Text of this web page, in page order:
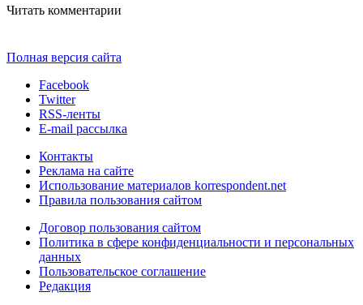
Читать комментарии
Полная версия сайта
Facebook
Twitter
RSS-ленты
E-mail рассылка
Контакты
Реклама на сайте
Использование материалов korrespondent.net
Правила пользования сайтом
Договор пользования сайтом
Политика в сфере конфиденциальности и персональных
данных
Пользовательское соглашение
Редакция